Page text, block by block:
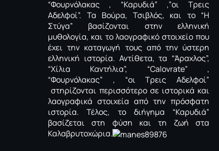
“Φουρνόλακας , “Καρυδιά” ,”οι Τρεις
Αδελφοί”. Τα Βούρα, Τσιβλός, και το “Η
Στύγα” βασίζονται στην ελληνική
μυθολογία, και το λαογραφικό στοιχείο που
έχει την καταγωγή τους από την ύστερη
ελληνική ιστορία. Αντίθετα, τα “Άραχλος”,
“Χίλια Καντήλια”, “Calovrate” ,
“Φουρνόλακας” , “οι Τρεις Αδελφοί”
στηρίζονται περισσότερο σε ιστορικά και
λαογραφικά στοιχεία από την πρόσφατη
ιστορία. Τέλος, το διήγημα “Καρυδιά”
βασίζεται στη φύση και τη ζωή στα
Καλαβρυτοχώρια.